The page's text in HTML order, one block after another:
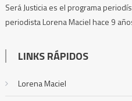
Será Justicia es el programa
periodista Lorena Maciel hace 9
LINKS RÁPIDOS
Lorena Maciel